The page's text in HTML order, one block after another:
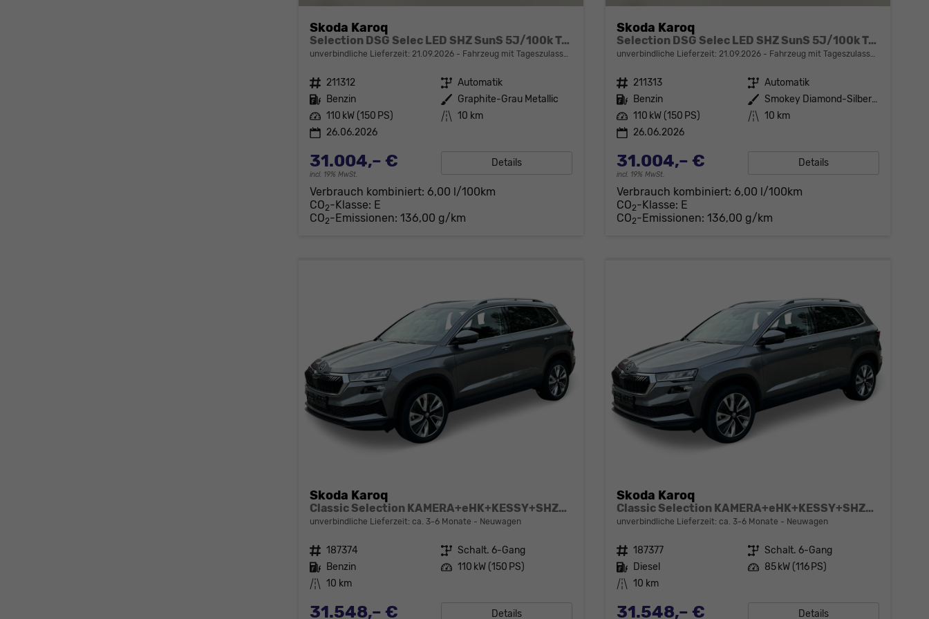
Skoda Karoq
Selection DSG Selec LED SHZ SunS 5J/100k Temp VirtC
unverbindliche Lieferzeit: 21.09.2026 Fahrzeug mit Tageszulassung
Fahrzeugnr. 211312 Getriebe Automatik
Kraftstoff Benzin Außenfarbe Graphite-Grau Metallic
Leistung 110 kW (150 PS) Kilometerstand 10 km
26.06.2026
31.004,– €
incl. 19% MwSt.
Details
Verbrauch kombiniert: 6,00 l/100km
CO2-Klasse: E
CO2-Emissionen: 136,00 g/km
Skoda Karoq
Selection DSG Selec LED SHZ SunS 5J/100k Temp VirtC
unverbindliche Lieferzeit: 21.09.2026 Fahrzeug mit Tageszulassung
Fahrzeugnr. 211313 Getriebe Automatik
Kraftstoff Benzin Außenfarbe
Smokey Diamond-Silber Metallic
Leistung 110 kW (150 PS) Kilometerstand 10 km
26.06.2026
31.004,– €
incl. 19% MwSt.
Details
Verbrauch kombiniert: 6,00 l/100km
CO2-Klasse: E
CO2-Emissionen: 136,00 g/km
Skoda Karoq
Classic Selection KAMERA+eHK+KESSY+SHZ+SMARTLINK+LED+16" ALU
unverbindliche Lieferzeit: ca. 3-6 Monate Neuwagen
Fahrzeugnr. 187374 Getriebe Schalt. 6-Gang
Kraftstoff Benzin Leistung 110 kW (150 PS)
Kilometerstand 10 km
31.548,– € Details
Skoda Karoq
Classic Selection KAMERA+eHK+KESSY+SHZ+SMARTLINK+LED+16" ALU
unverbindliche Lieferzeit: ca. 3-6 Monate Neuwagen
Fahrzeugnr. 187377 Getriebe Schalt. 6-Gang
Kraftstoff Diesel Leistung 85 kW (116 PS)
Kilometerstand 10 km
31.548,– € Details